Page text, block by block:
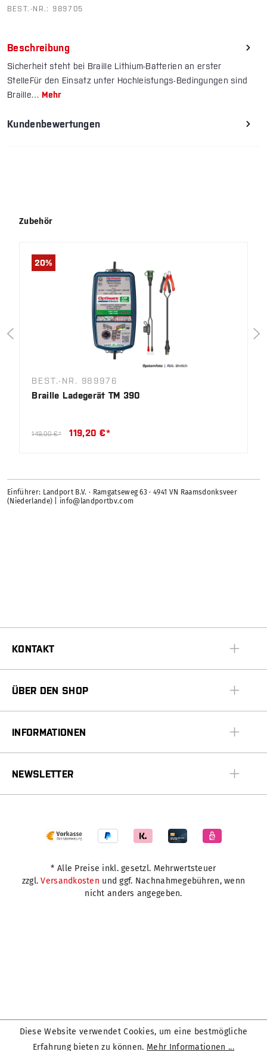
BEST.-NR.: 989705
Beschreibung
Sicherheit steht bei Braille Lithium-Batterien an erster
StelleFür den Einsatz unter Hochleistungs-Bedingungen sind
Braille… Mehr
Kundenbewertungen
Produktgalerie überspringen
Zubehör
20%
BEST.-NR. 989976
Braille Ladegerät TM 390
149,00 €* 119,20 €*
Einführer: Landport B.V. · Ramgatseweg 63 · 4941 VN Raamsdonksveer
(Niederlande) | info@landportbv.com
KONTAKT
ÜBER DEN SHOP
INFORMATIONEN
NEWSLETTER
* Alle Preise inkl. gesetzl. Mehrwertsteuer
zzgl.Versandkosten und ggf. Nachnahmegebühren, wenn
nicht anders angegeben.
Diese Website verwendet Cookies, um eine bestmögliche
Erfahrung bieten zu können. Mehr Informationen ...